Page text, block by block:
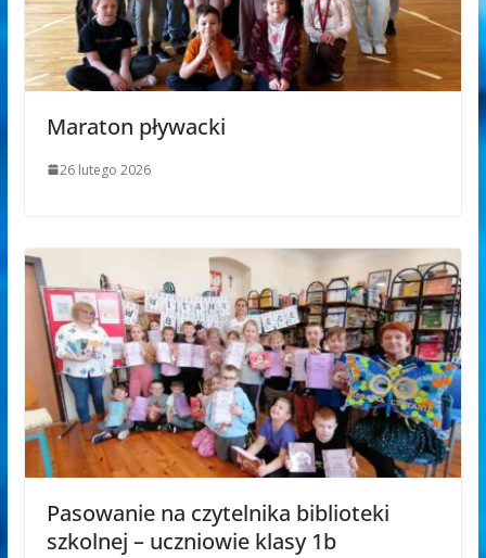
Maraton pływacki
26 lutego 2026
Pasowanie na czytelnika biblioteki
szkolnej – uczniowie klasy 1b